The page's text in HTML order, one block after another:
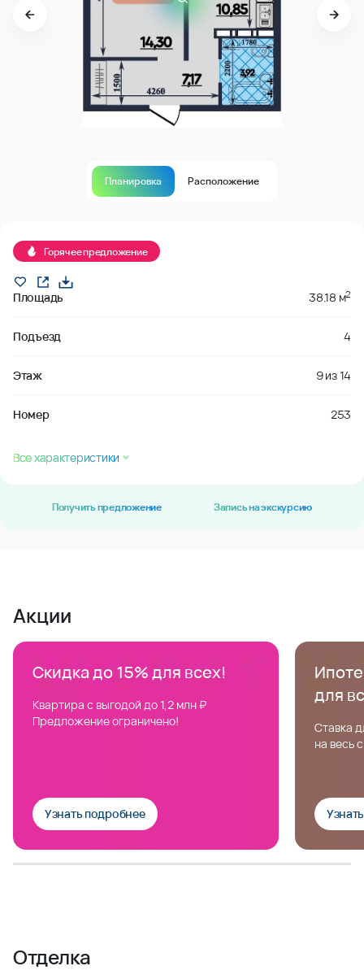
Планировка Расположение
Горячее предложение
Площадь 38.18 м2
Подъезд 4
Этаж 9из14
Номер 253
Все характеристики
Получить предложение Запись на экскурсию
Акции
Скидка до 15% для всех!
Квартира с выгодой до 1,2 млн ₽
Предложение ограничено!
Узнать подробнее
для
Ставка
на весь
Отделка